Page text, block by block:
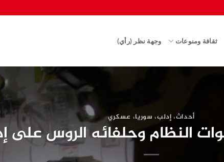
ثقافة ومنوعات وجهة نظر (رأي)
أحداث،إدلب، سوريا، عسكري
النظام وحلفائه الروس على